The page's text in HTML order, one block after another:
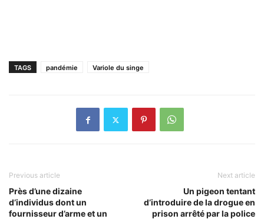
TAGS pandémie Variole du singe
Previous article
Près d’une dizaine
d’individus dont un
fournisseur d’arme et un
Next article
Un pigeon tentant
d’introduire de la drogue en
prison arrêté par la police